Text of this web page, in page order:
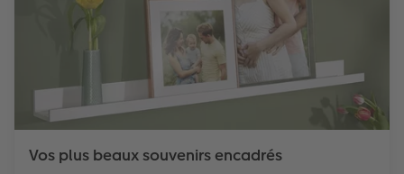
Vos plus beaux souvenirs encadrés